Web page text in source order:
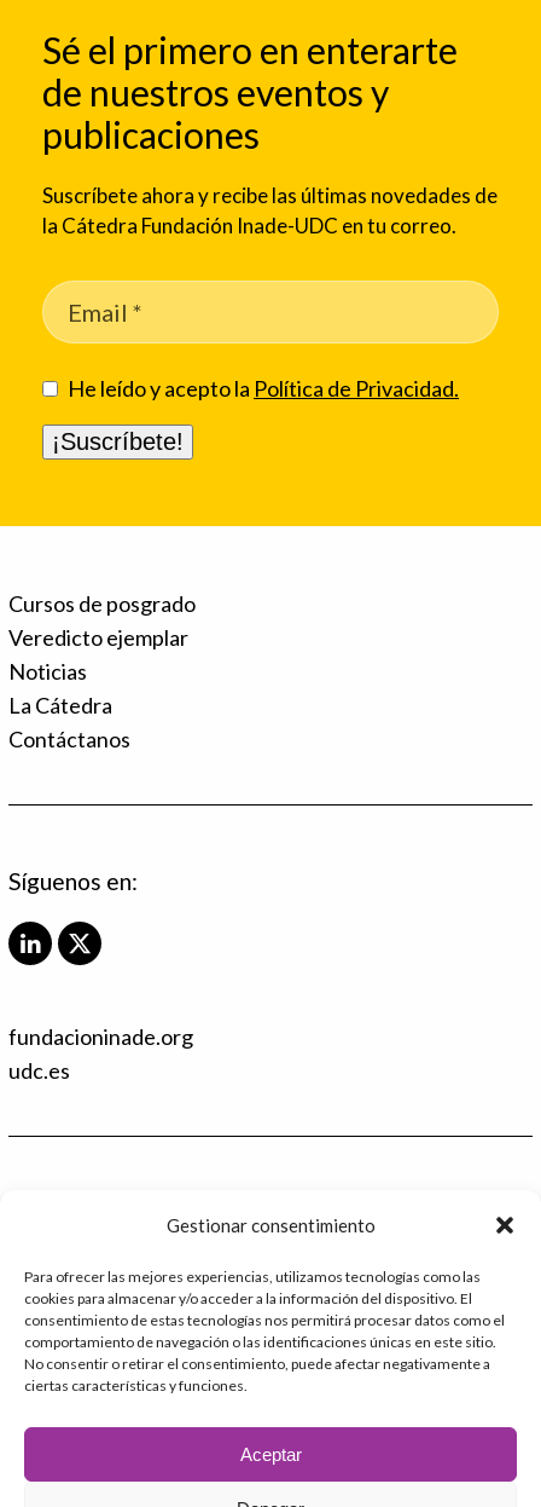
Gestionar consentimiento
Para ofrecer las mejores experiencias, utilizamos tecnologías como las
cookies para almacenar y/o acceder a la información del dispositivo. El
consentimiento de estas tecnologías nos permitirá procesar datos como el
comportamiento de navegación o las identificaciones únicas en este sitio.
No consentir o retirar el consentimiento, puede afectar negativamente a
ciertas características y funciones.
Aceptar
Sé el primero en enterarte
de nuestros eventos y
publicaciones
Suscríbete ahora y recibe las últimas novedades de
la Cátedra Fundación Inade-UDC en tu correo.
He leído y acepto la Política de Privacidad.
Cursos de posgrado
Veredicto ejemplar
Noticias
La Cátedra
Contáctanos
Síguenos en:
L
e
d
X
t
fundacioninade.org
udc.es
986 48 52 28 - Ext.2
administracion@catedrafundacioninade.org
Universidade da Coruña - Facultad de Derecho
Campus Elviña s/n
15071 – A Coruña